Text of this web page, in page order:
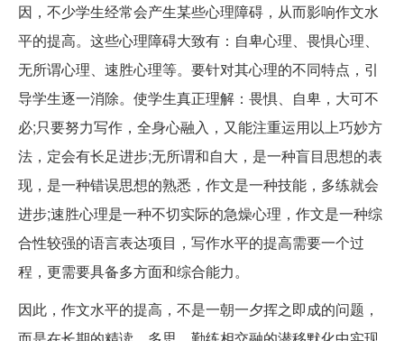
因，不少学生经常会产生某些心理障碍，从而影响作文水
平的提高。这些心理障碍大致有：自卑心理、畏惧心理、
无所谓心理、速胜心理等。要针对其心理的不同特点，引
导学生逐一消除。使学生真正理解：畏惧、自卑，大可不
必;只要努力写作，全身心融入，又能注重运用以上巧妙方
法，定会有长足进步;无所谓和自大，是一种盲目思想的表
现，是一种错误思想的熟悉，作文是一种技能，多练就会
进步;速胜心理是一种不切实际的急燥心理，作文是一种综
合性较强的语言表达项目，写作水平的提高需要一个过
程，更需要具备多方面和综合能力。
因此，作文水平的提高，不是一朝一夕挥之即成的问题，